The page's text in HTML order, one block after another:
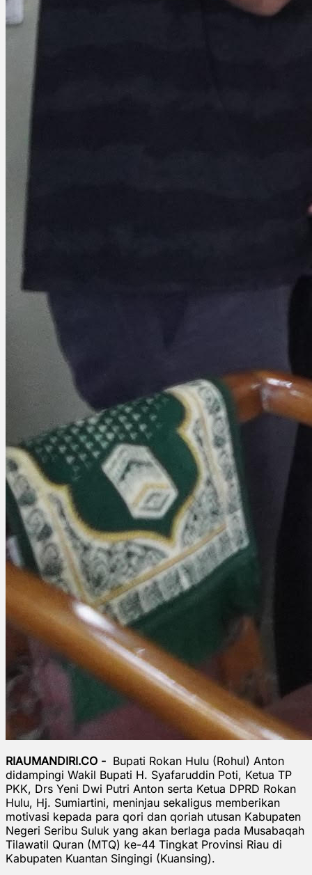
RIAUMANDIRI.CO - Bupati Rokan Hulu (Rohul) Anton
didampingi Wakil Bupati H. Syafaruddin Poti, Ketua TP
PKK, Drs Yeni Dwi Putri Anton serta Ketua DPRD Rokan
Hulu, Hj. Sumiartini, meninjau sekaligus memberikan
motivasi kepada para qori dan qoriah utusan Kabupaten
Negeri Seribu Suluk yang akan berlaga pada Musabaqah
Tilawatil Quran (MTQ) ke-44 Tingkat Provinsi Riau di
Kabupaten Kuantan Singingi (Kuansing).